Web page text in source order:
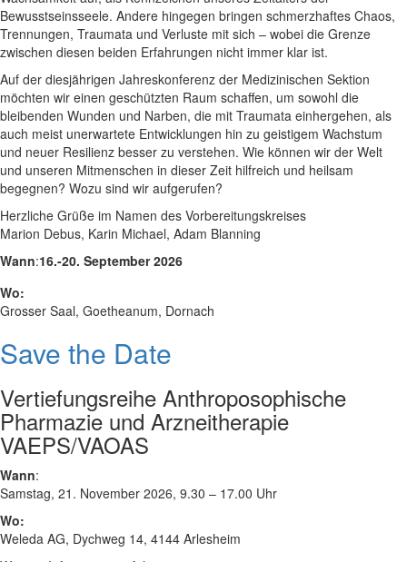
Bewusstseinsseele. Andere hingegen bringen schmerzhaftes Chaos,
Trennungen, Traumata und Verluste mit sich – wobei die Grenze
zwischen diesen beiden Erfahrungen nicht immer klar ist.
Auf der diesjährigen Jahreskonferenz der Medizinischen Sektion
möchten wir einen geschützten Raum schaffen, um sowohl die
bleibenden Wunden und Narben, die mit Traumata einhergehen, als
auch meist unerwartete Entwicklungen hin zu geistigem Wachstum
und neuer Resilienz besser zu verstehen. Wie können wir der Welt
und unseren Mitmenschen in dieser Zeit hilfreich und heilsam
begegnen? Wozu sind wir aufgerufen?
Herzliche Grüße im Namen des Vorbereitungskreises
Marion Debus, Karin Michael, Adam Blanning
Wann:16.-20. September 2026
Wo:
Grosser Saal, Goetheanum, Dornach
Save the Date
Vertiefungsreihe Anthroposophische
Pharmazie und Arzneitherapie
VAEPS/VAOAS
Wann:
Samstag, 21. November 2026, 9.30 – 17.00 Uhr
Wo:
Weleda AG, Dychweg 14, 4144 Arlesheim